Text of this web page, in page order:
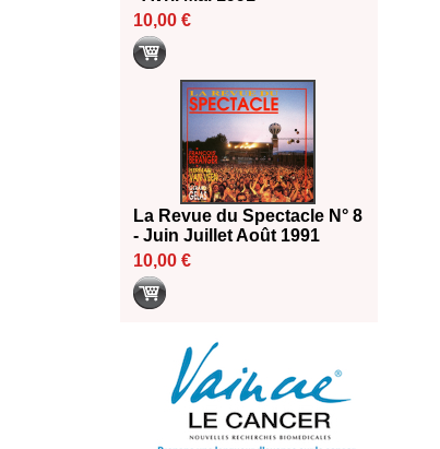
10,00 €
La Revue du Spectacle N° 8
- Juin Juillet Août 1991
10,00 €